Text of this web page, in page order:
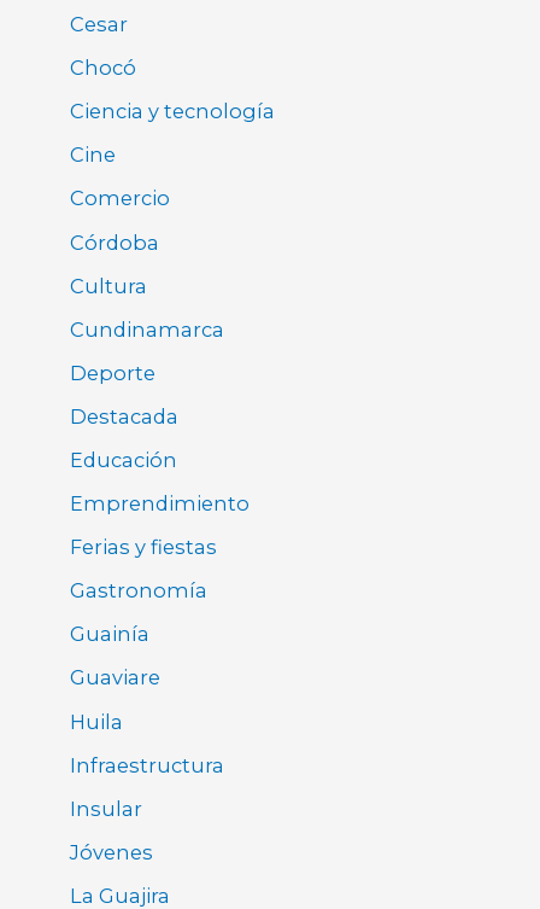
Cesar
Chocó
Ciencia y tecnología
Cine
Comercio
Córdoba
Cultura
Cundinamarca
Deporte
Destacada
Educación
Emprendimiento
Ferias y fiestas
Gastronomía
Guainía
Guaviare
Huila
Infraestructura
Insular
Jóvenes
La Guajira